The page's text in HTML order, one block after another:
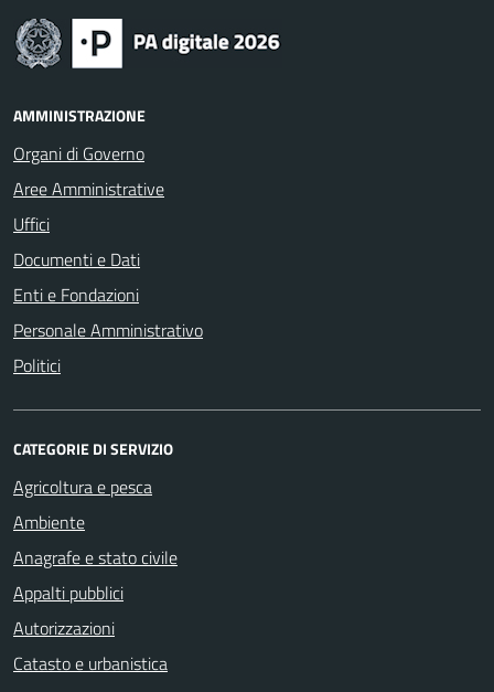
AMMINISTRAZIONE
Organi di Governo
Aree Amministrative
Uffici
Documenti e Dati
Enti e Fondazioni
Personale Amministrativo
Politici
CATEGORIE DI SERVIZIO
Agricoltura e pesca
Ambiente
Anagrafe e stato civile
Appalti pubblici
Autorizzazioni
Catasto e urbanistica